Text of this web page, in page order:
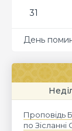
31
День
Проповідь
по